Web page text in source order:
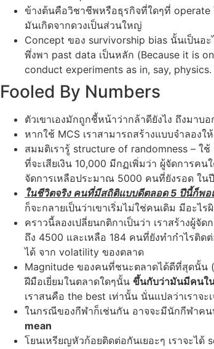
ข้างต้นคือวิชาชีพหรือธุรกิจที่ใดๆที่ operate
มันเกิดจากดวงเป็นส่วนใหญ่
Concept ของ survivorship bias นั้นเป็น
พึ่งพา past data เป็นหลัก (Because it is
conduct experiments as in, say,
Fooled By Numbers
ตัวเขาเองมักถูกชี้หน้าว่ากล้าดียังไง ถึงมาบ
หากใช้ MCS เราสามารถสร้างแบบจำลอ
สมมติเรารู้ structure of randomness – ใ
ที่จะเสียเงิน 10,000 มีกฏเพิ่มว่า ผู้จัดการค
จัดการเหลือประมาณ 5000 คนที่ยังรอด ใน
ในชีวิตจริง คนที่มีสถิติแบบดีตลอด 5 ปีนี้ก็พอ
ก็จะกลายเป็นว่าเขาเริ่มไม่ใช่คนเดิม มีอะไ
คราวนี้ลองเปลี่ยนกติกาเป็นว่า เราสร้างผู้
ถึง 4500 และเหลือ 184 คนที่ยังทำกำไรติด
ได้ จาก volatility ของตลาด
Magnitude ของคนที่ชนะตลาดได้ดีที่สุดนั้น
ฝีมือเยี่ยมในตลาดใดๆนั้น ขึ้นกับว่ามันมีคนใ
เราสนคือ the best เท่านั้น นั่นแปลว่าเราจ
ในกรณีของกีฬาก็เช่นกัน อาจจะมีนักกีฬาคน
mean
โยนเหรียญหัวก้อยติดต่อกันเยอะๆ เราจะไ